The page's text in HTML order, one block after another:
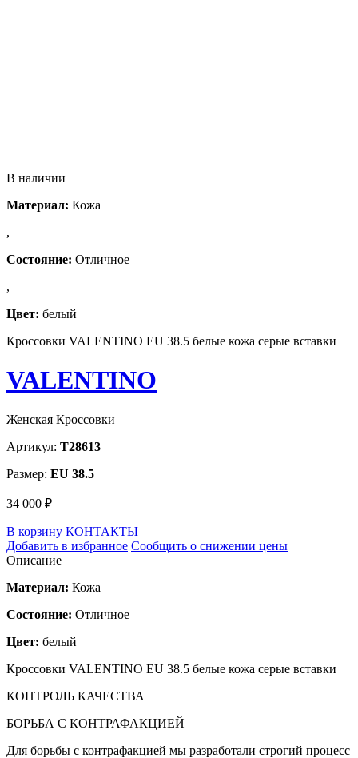
В наличии
Материал: Кожа
,
Состояние: Отличное
,
Цвет: белый
Кроссовки VALENTINO EU 38.5 белые кожа серые вставки
VALENTINO
Женская Кроссовки
Артикул: T28613
Размер: EU 38.5
34 000 ₽
В корзину КОНТАКТЫ
Добавить в избранное Сообщить о снижении цены
Описание
Материал: Кожа
Состояние: Отличное
Цвет: белый
Кроссовки VALENTINO EU 38.5 белые кожа серые вставки
КОНТРОЛЬ КАЧЕСТВА
БОРЬБА С КОНТРАФАКЦИЕЙ
Для борьбы с контрафакцией мы разработали строгий процесс